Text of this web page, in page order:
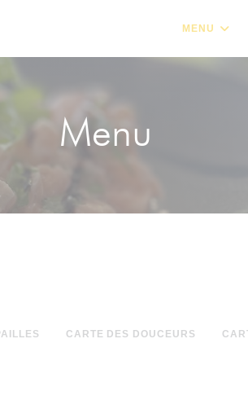
MENU
Menu
CARTE DES DOUCEURS